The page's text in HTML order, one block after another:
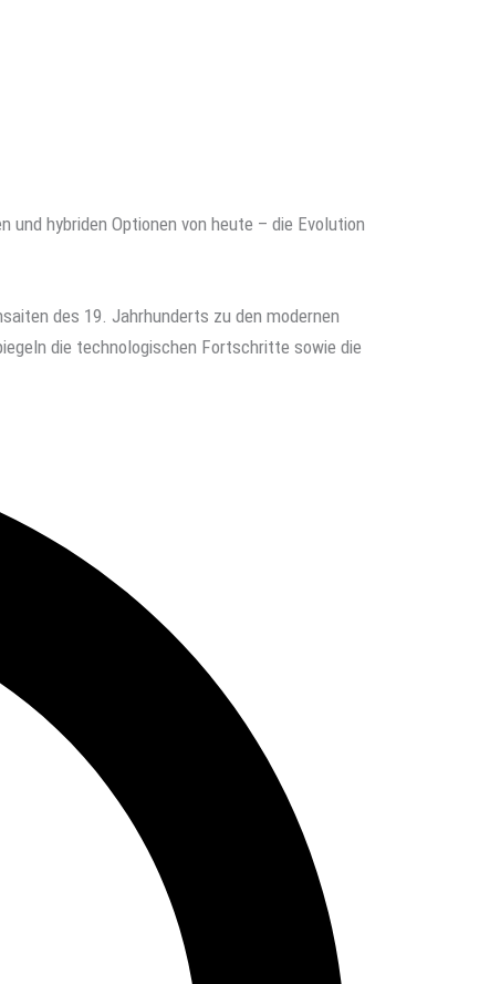
hybriden Optionen von heute – die Evolution
des 19. Jahrhunderts zu den modernen
die technologischen Fortschritte sowie die